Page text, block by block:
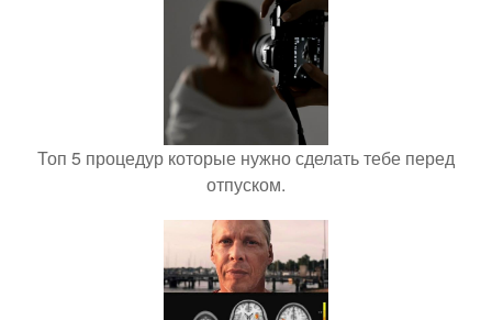
Топ 5 процедур которые нужно сделать тебе перед
отпуском.